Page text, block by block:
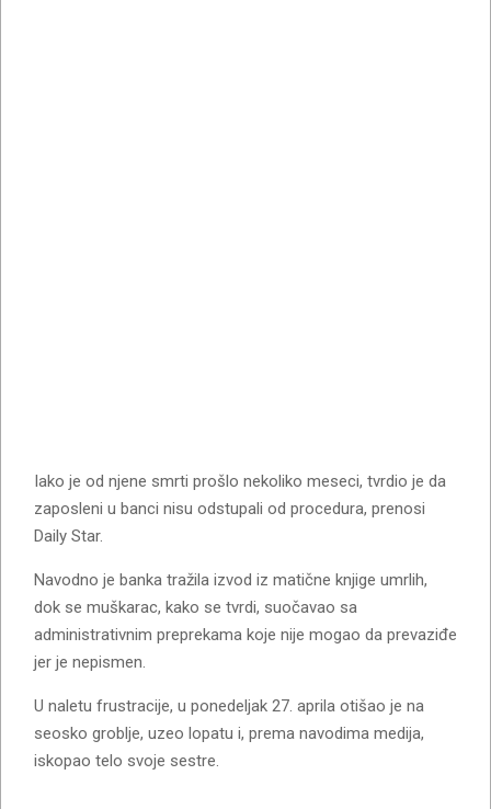
Iako je od njene smrti prošlo nekoliko meseci, tvrdio je da
zaposleni u banci nisu odstupali od procedura, prenosi
Daily Star.
Navodno je banka tražila izvod iz matične knjige umrlih,
dok se muškarac, kako se tvrdi, suočavao sa
administrativnim preprekama koje nije mogao da prevaziđe
jer je nepismen.
U naletu frustracije, u ponedeljak 27. aprila otišao je na
seosko groblje, uzeo lopatu i, prema navodima medija,
iskopao telo svoje sestre.